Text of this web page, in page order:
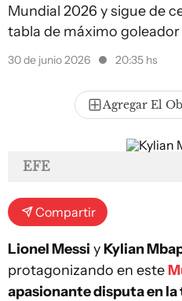
Mundial 2026 y sigue de
tabla de máximo
30 de junio 2026 20:35 hs
Agregar El
EFE
Compartir
Lionel Messi y Kylian
protagonizando en este
apasionante disputa en